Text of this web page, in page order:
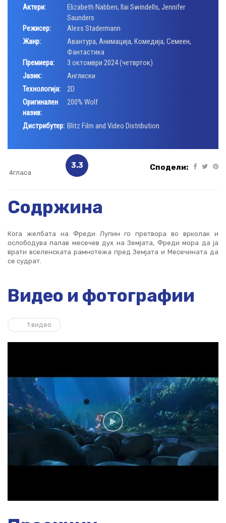
Актери: Elizabeth Nabben, Ilai Swindells, Jennifer
Saunders
Режисер:
Alexs Stadermann
Жанр:
Авантура, Анимација, Комедија, Семеен,
Фантастика
Премиера:
3 октомври 2024 (четврток)
Јазик:
Aнглиски
Технологија:
2D
Оригинален
назив:
200% Wolf
Дистрибутер: Blitz Film and Video Distribution
4гласа
3.3 Сподели:
Содржина
Кога желбата на Фреди Лупин го претвора во врколак и
ослободува палав месечев дух на Земјата, Фреди мора да ја
врати вселенската рамнотежа пред Земјата и Месечината да
се судрат.
Видео и фотографии
1 видео